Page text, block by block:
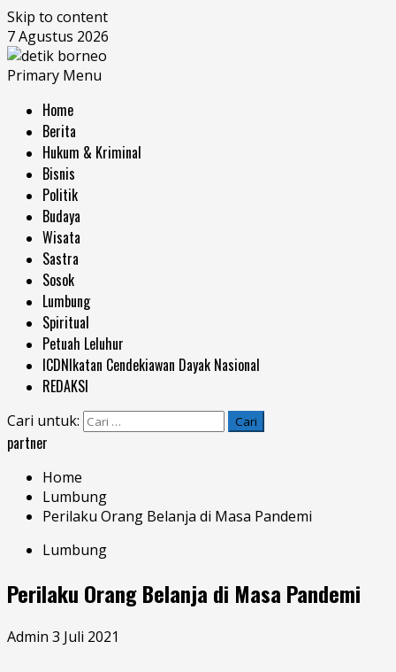
Skip to content
7 Agustus 2026
Primary Menu
Home
Berita
Hukum & Kriminal
Bisnis
Politik
Budaya
Wisata
Sastra
Sosok
Lumbung
Spiritual
Petuah Leluhur
ICDNIkatan Cendekiawan Dayak Nasional
REDAKSI
Cari untuk:
partner
Home
Lumbung
Perilaku Orang Belanja di Masa Pandemi
Lumbung
Perilaku Orang Belanja di Masa Pandemi
Admin 3 Juli 2021